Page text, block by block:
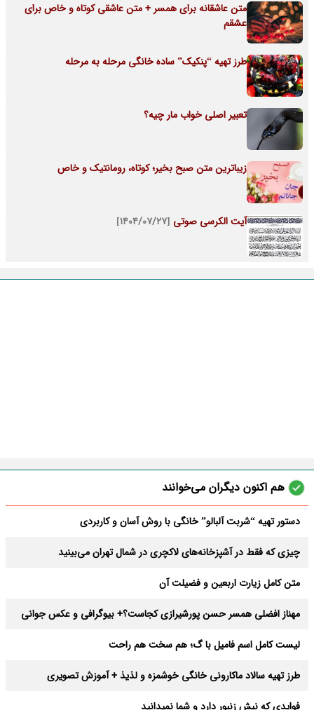
متن عاشقانه برای همسر + متن عاشقی کوتاه و خاص برای
عشقم
طرز تهیه “پنکیک” ساده خانگی مرحله به مرحله
تعبیر اصلی خواب مار چیه؟
زیباترین متن صبح بخیر؛ کوتاه، رومانتیک و خاص
آیت الکرسی صوتی [۱۴۰۴/۰۷/۲۷]
هم اکنون دیگران می‌خوانند
دستور تهیه “شربت آلبالو” خانگی با روش آسان و کاربردی
چیزی که فقط در آشپزخانه‌های لاکچری در شمال تهران می‌بینید
متن کامل زیارت اربعین و فضیلت آن
مهناز افضلی همسر حسن پورشیرازی کجاست؟+ بیوگرافی و عکس جوانی
لیست کامل اسم فامیل با گ؛ هم سخت هم راحت
طرز تهیه سالاد ماکارونی خانگی خوشمزه و لذیذ + آموزش تصویری
فوایدی که نیش زنبور دارد و شما نمیدانید